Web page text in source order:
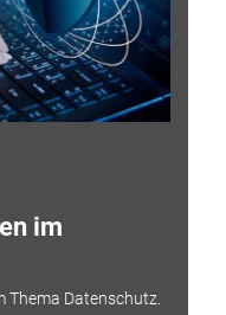
im
Thema Datenschutz.